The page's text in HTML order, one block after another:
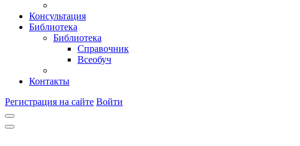
Консультация
Библиотека
Библиотека
Справочник
Всеобуч
Контакты
Регистрация на сайте Войти